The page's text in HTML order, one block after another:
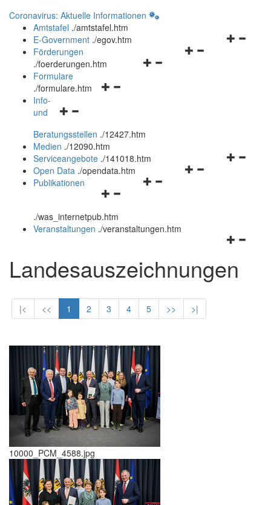
Coronavirus: Aktuelle Informationen
Amtstafel ./amtstafel.htm
Navigationsmenü
E-Government ./egov.htm
Navigationsmenü
Förderungen
./foerderungen.htm
Navigationsmenü
Formulare
./formulare.htm
Navigationsmenü
und
schließen
Info-
und
Beratungsstellen ./12427.htm
Medien ./12090.htm
Navigationsmenü
Serviceangebote ./141018.htm
Navigationsmenü
Open Data ./opendata.htm
Navigationsmenü
und
schließen
Publikationen
./was_internetpub.htm
und
schließen
Veranstaltungen ./veranstaltungen.htm
Landesauszeichnungen
|< << 1 2 3 4 5 >> >|
10000_PCM_4588.jpg